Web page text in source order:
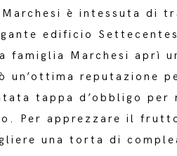
è intessuta di
edificio
famiglia Marchesi aprì
un’ottima reputazione
tappa d’obbligo
Per apprezzare il
una torta di